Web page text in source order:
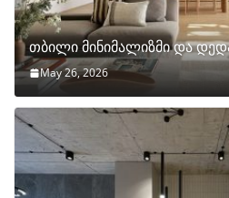
თბილი მინიმალიზმი და
May 26, 2026